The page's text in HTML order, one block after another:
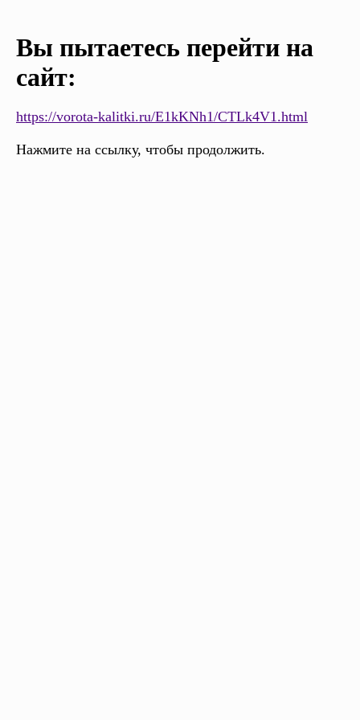
Вы пытаетесь перейти на
сайт:
https://vorota-kalitki.ru/E1kKNh1/CTLk4V1.html
Нажмите на ссылку, чтобы продолжить.